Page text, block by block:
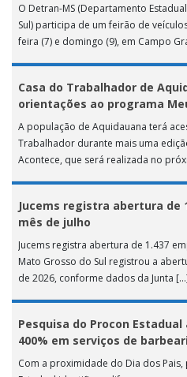
O Detran-MS (Departamento
Sul) participa de um feirão de
feira (7) e domingo (9), em Campo
Casa do Trabalhador de
orientações ao programa
A população de Aquidauana terá
Trabalhador durante mais uma
Acontece, que será realizada no
Jucems registra abertura de
mês de julho
Jucems registra abertura de 1.437
Mato Grosso do Sul registrou a
de 2026, conforme dados da Junta
Pesquisa do Procon
400% em serviços de
Com a proximidade do Dia dos